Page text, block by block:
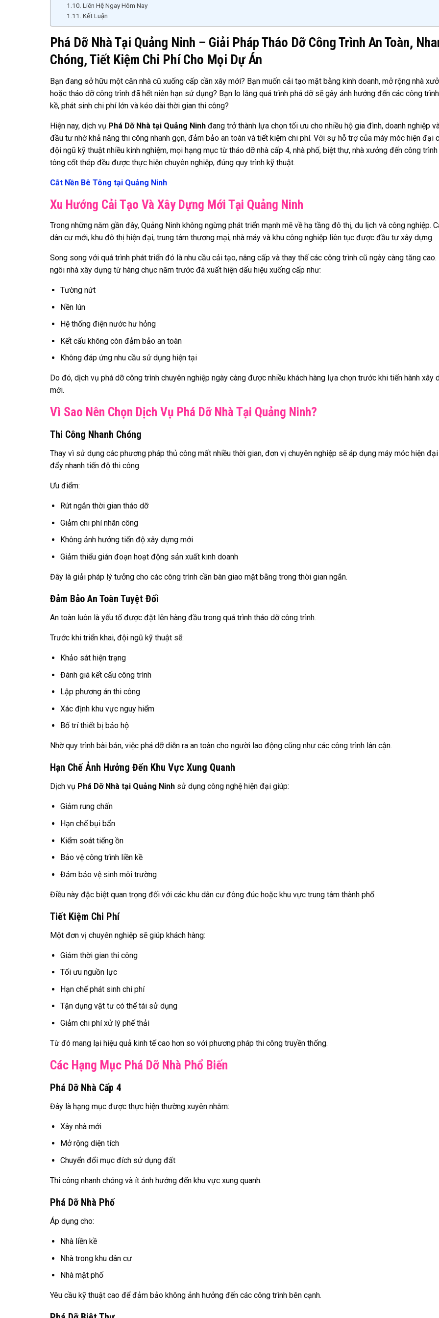
Liên Hệ Ngay Hôm Nay
Kết Luận
Phá Dỡ Nhà Tại Quảng Ninh – Giải Pháp Tháo Dỡ Công Trình An Toàn,
Chóng, Tiết Kiệm Chi Phí Cho Mọi Dự Án
Bạn đang sở hữu một căn nhà cũ xuống cấp cần xây mới? Bạn muốn cải tạo mặt bằng kinh doanh, mở rộng nhà
hoặc tháo dỡ công trình đã hết niên hạn sử dụng? Bạn lo lắng quá trình phá dỡ sẽ gây ảnh hưởng đến các công
kề, phát sinh chi phí lớn và kéo dài thời gian thi công?
Hiện nay, dịch vụ Phá Dỡ Nhà tại Quảng Ninh đang trở thành lựa chọn tối ưu cho nhiều hộ gia đình, doanh nghiệp
đầu tư nhờ khả năng thi công nhanh gọn, đảm bảo an toàn và tiết kiệm chi phí. Với sự hỗ trợ của máy móc hiện đại
đội ngũ kỹ thuật nhiều kinh nghiệm, mọi hạng mục từ tháo dỡ nhà cấp 4, nhà phố, biệt thự, nhà xưởng đến công
tông cốt thép đều được thực hiện chuyên nghiệp, đúng quy trình kỹ thuật.
Cắt Nền Bê Tông tại Quảng Ninh
Xu Hướng Cải Tạo Và Xây Dựng Mới Tại Quảng Ninh
Trong những năm gần đây, Quảng Ninh không ngừng phát triển mạnh mẽ về hạ tầng đô thị, du lịch và công nghiệp.
dân cư mới, khu đô thị hiện đại, trung tâm thương mại, nhà máy và khu công nghiệp liên tục được đầu tư xây dựng.
Song song với quá trình phát triển đó là nhu cầu cải tạo, nâng cấp và thay thế các công trình cũ ngày càng tăng cao.
ngôi nhà xây dựng từ hàng chục năm trước đã xuất hiện dấu hiệu xuống cấp như:
Tường nứt
Nền lún
Hệ thống điện nước hư hỏng
Kết cấu không còn đảm bảo an toàn
Không đáp ứng nhu cầu sử dụng hiện tại
Do đó, dịch vụ phá dỡ công trình chuyên nghiệp ngày càng được nhiều khách hàng lựa chọn trước khi tiến hành xây
mới.
Vì Sao Nên Chọn Dịch Vụ Phá Dỡ Nhà Tại Quảng Ninh?
Thi Công Nhanh Chóng
Thay vì sử dụng các phương pháp thủ công mất nhiều thời gian, đơn vị chuyên nghiệp sẽ áp dụng máy móc hiện
đẩy nhanh tiến độ thi công.
Ưu điểm:
Rút ngắn thời gian tháo dỡ
Giảm chi phí nhân công
Không ảnh hưởng tiến độ xây dựng mới
Giảm thiểu gián đoạn hoạt động sản xuất kinh doanh
Đây là giải pháp lý tưởng cho các công trình cần bàn giao mặt bằng trong thời gian ngắn.
Đảm Bảo An Toàn Tuyệt Đối
An toàn luôn là yếu tố được đặt lên hàng đầu trong quá trình tháo dỡ công trình.
Trước khi triển khai, đội ngũ kỹ thuật sẽ:
Khảo sát hiện trạng
Đánh giá kết cấu công trình
Lập phương án thi công
Xác định khu vực nguy hiểm
Bố trí thiết bị bảo hộ
Nhờ quy trình bài bản, việc phá dỡ diễn ra an toàn cho người lao động cũng như các công trình lân cận.
Hạn Chế Ảnh Hưởng Đến Khu Vực Xung Quanh
Dịch vụ Phá Dỡ Nhà tại Quảng Ninh sử dụng công nghệ hiện đại giúp:
Giảm rung chấn
Hạn chế bụi bẩn
Kiểm soát tiếng ồn
Bảo vệ công trình liền kề
Đảm bảo vệ sinh môi trường
Điều này đặc biệt quan trọng đối với các khu dân cư đông đúc hoặc khu vực trung tâm thành phố.
Tiết Kiệm Chi Phí
Một đơn vị chuyên nghiệp sẽ giúp khách hàng:
Giảm thời gian thi công
Tối ưu nguồn lực
Hạn chế phát sinh chi phí
Tận dụng vật tư có thể tái sử dụng
Giảm chi phí xử lý phế thải
Từ đó mang lại hiệu quả kinh tế cao hơn so với phương pháp thi công truyền thống.
Các Hạng Mục Phá Dỡ Nhà Phổ Biến
Phá Dỡ Nhà Cấp 4
Đây là hạng mục được thực hiện thường xuyên nhằm:
Xây nhà mới
Mở rộng diện tích
Chuyển đổi mục đích sử dụng đất
Thi công nhanh chóng và ít ảnh hưởng đến khu vực xung quanh.
Phá Dỡ Nhà Phố
Áp dụng cho:
Nhà liền kề
Nhà trong khu dân cư
Nhà mặt phố
Yêu cầu kỹ thuật cao để đảm bảo không ảnh hưởng đến các công trình bên cạnh.